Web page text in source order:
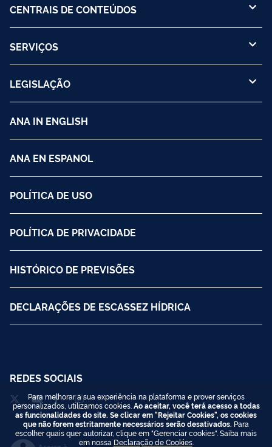
CENTRAIS DE CONTEÚDOS
SERVIÇOS
LEGISLAÇÃO
ANA IN ENGLISH
ANA EN ESPANOL
POLÍTICA DE USO
POLÍTICA DE PRIVACIDADE
HISTÓRICO DE PREVISÕES
DECLARAÇÕES DE ESCASSEZ HÍDRICA
REDES SOCIAIS
Para melhorar a sua experiência na plataforma e prover serviços
personalizados, utilizamos cookies. Ao aceitar, você terá acesso a todas
as funcionalidades do site. Se clicar em "Rejeitar Cookies", os cookies
que não forem estritamente necessários serão desativados. Para
escolher quais quer autorizar, clique em "Gerenciar cookies". Saiba mais
em nossa Declaração de Cookies.